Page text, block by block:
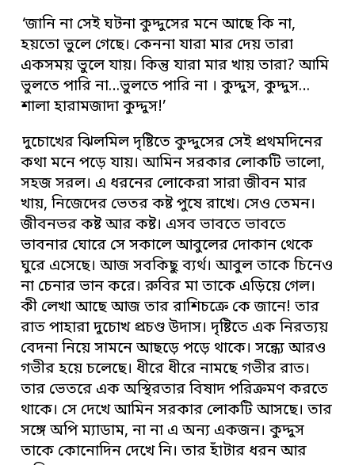
‘জানি না সেই ঘটনা কুদ্দুসের মনে আছে কি না,
হয়তো ভুলে গেছে। কেননা যারা মার দেয় তারা
একসময় ভুলে যায়। কিন্তু যারা মার খায় তারা? আমি
ভুলতে পারি না…ভুলতে পারি না । কুদ্দুস, কুদ্দুস…
শালা হারামজাদা কুদ্দুস!’
দুচোখের ঝিলমিল দৃষ্টিতে কুদ্দুসের সেই প্রথমদিনের
কথা মনে পড়ে যায়। আমিন সরকার লোকটি ভালো,
সহজ সরল। এ ধরনের লোকেরা সারা জীবন মার
খায়, নিজেদের ভেতর কষ্ট পুষে রাখে। সেও তেমন।
জীবনভর কষ্ট আর কষ্ট। এসব ভাবতে ভাবতে
ভাবনার ঘোরে সে সকালে আবুলের দোকান থেকে
ঘুরে এসেছে। আজ সবকিছু ব্যর্থ। আবুল তাকে চিনেও
না চেনার ভান করে। রুবির মা তাকে এড়িয়ে গেল।
কী লেখা আছে আজ তার রাশিচক্রে কে জানে! তার
রাত পাহারা দুচোখ প্রচণ্ড উদাস। দৃষ্টিতে এক নিরত্যয়
বেদনা নিয়ে সামনে আছড়ে পড়ে থাকে। সন্ধ্যে আরও
গভীর হয়ে চলেছে। ধীরে ধীরে নামছে গভীর রাত।
তার ভেতরে এক অস্থিরতার বিষাদ পরিক্রমণ করতে
থাকে। সে দেখে আমিন সরকার লোকটি আসছে। তার
সঙ্গে অপি ম্যাডাম, না না এ অন্য একজন। কুদ্দুস
তাকে কোনোদিন দেখে নি। তার হাঁটার ধরন আর